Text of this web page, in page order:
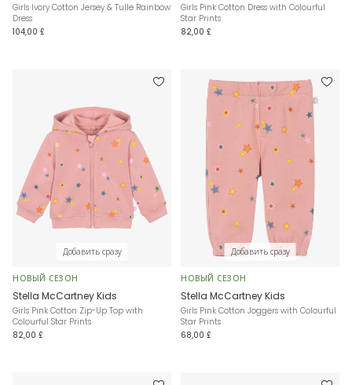
Girls Ivory Cotton Jersey & Tulle Rainbow
Dress
104,00 £
Girls Pink Cotton Dress with Colourful
Star Prints
82,00 £
Добавить сразу
НОВЫЙ СЕЗОН
Stella McCartney Kids
Girls Pink Cotton Zip-Up Top with
Colourful Star Prints
82,00 £
Добавить сразу
НОВЫЙ СЕЗОН
Stella McCartney Kids
Girls Pink Cotton Joggers with Colourful
Star Prints
68,00 £